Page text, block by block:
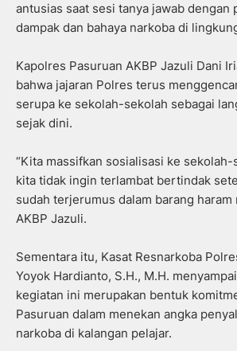
antusias saat sesi tanya jawab dengan
dampak dan bahaya narkoba di
Kapolres Pasuruan AKBP Jazuli Dani
bahwa jajaran Polres terus
serupa ke sekolah-sekolah sebagai
sejak dini.
“Kita massifkan sosialisasi ke
kita tidak ingin terlambat bertindak
sudah terjerumus dalam barang haram
AKBP Jazuli.
Sementara itu, Kasat Resnarkoba
Yoyok Hardianto, S.H., M.H.
kegiatan ini merupakan bentuk
Pasuruan dalam menekan angka
narkoba di kalangan pelajar.